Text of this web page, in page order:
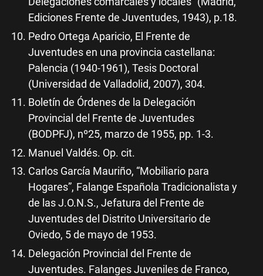
Ediciones Frente de Juventudes, 1943), p.18.
Pedro Ortega Aparicio, El Frente de
Juventudes en una provincia castellana:
Palencia (1940-1961), Tesis Doctoral
(Universidad de Valladolid, 2007), 304.
Boletín de Órdenes de la Delegación
Provincial del Frente de Juventudes
(BODPFJ), nº25, marzo de 1955, pp. 1-3.
Manuel Valdés. Op. cit.
Carlos García Mauriño, “Mobiliario para
Hogares”, Falange Española Tradicionalista y
de las J.O.N.S., Jefatura del Frente de
Juventudes del Distrito Universitario de
Oviedo, 5 de mayo de 1953.
Delegación Provincial del Frente de
Juventudes. Falanges Juveniles de Franco,